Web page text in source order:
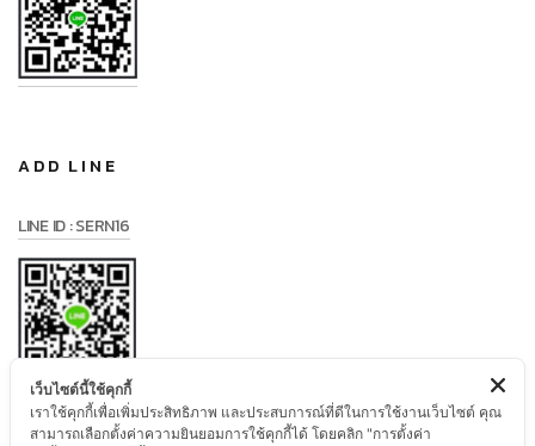
ADD LINE
LINE ID : SERN16
เว็บไซต์นี้ใช้คุกกี้
เราใช้คุกกี้เพื่อเพิ่มประสิทธิภาพ และประสบการณ์ที่ดีในการใช้งานเว็บไซต์ คุณ
สามารถเลือกตั้งค่าความยินยอมการใช้คุกกี้ได้ โดยคลิก "การตั้งค่า